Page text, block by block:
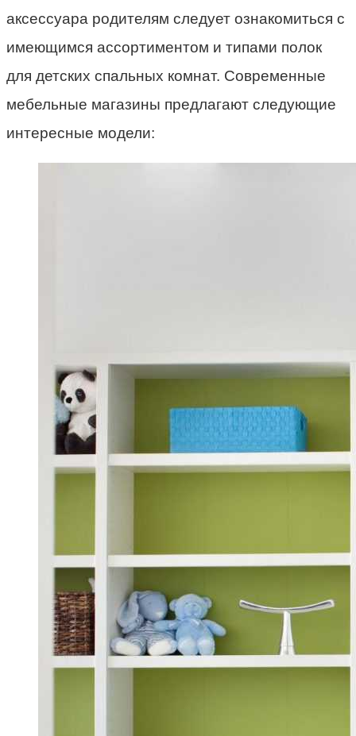
аксессуара родителям следует ознакомиться с
имеющимся ассортиментом и типами полок
для детских спальных комнат. Современные
мебельные магазины предлагают следующие
интересные модели: